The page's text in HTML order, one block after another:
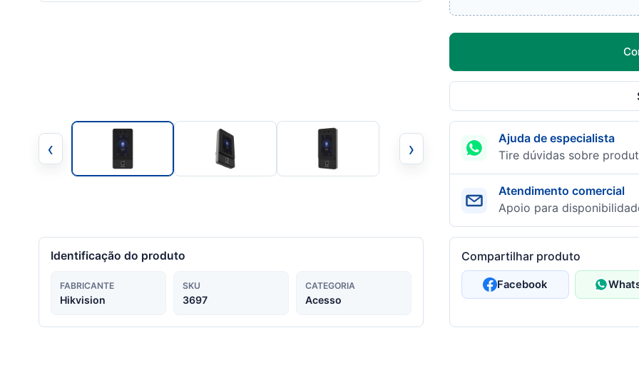
‹ ›
Ajuda de especialista
Tire dúvidas sobre
Atendimento comercial
Apoio para
Identificação do produto
FABRICANTE
Hikvision
SKU
3697
CATEGORIA
Acesso
Compartilhar produto
Facebook